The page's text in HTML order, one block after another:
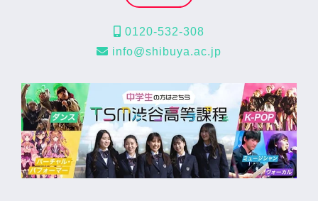
0120-532-308
info@shibuya.ac.jp